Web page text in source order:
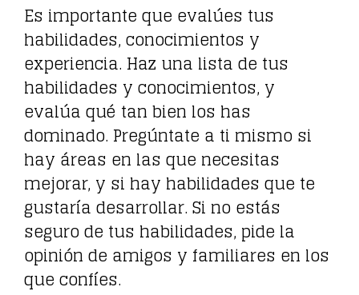
Es importante que evalúes tus
habilidades, conocimientos y
experiencia. Haz una lista de tus
habilidades y conocimientos, y
evalúa qué tan bien los has
dominado. Pregúntate a ti mismo si
hay áreas en las que necesitas
mejorar, y si hay habilidades que te
gustaría desarrollar. Si no estás
seguro de tus habilidades, pide la
opinión de amigos y familiares en los
que confíes.